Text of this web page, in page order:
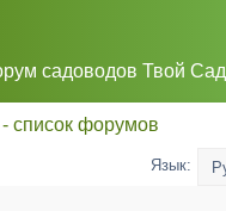
садоводов Твой Сад
список форумов
Язык: